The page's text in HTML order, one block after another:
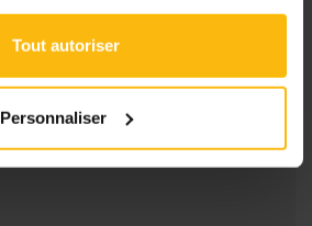
Tout autoriser
Personnaliser